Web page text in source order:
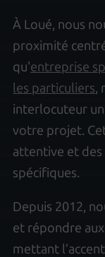
À Loué, nous
proximité
qu'entreprise
les particuliers,
interlocuteur
votre projet.
attentive et des
spécifiques.
Depuis 2012,
et répondre
mettant